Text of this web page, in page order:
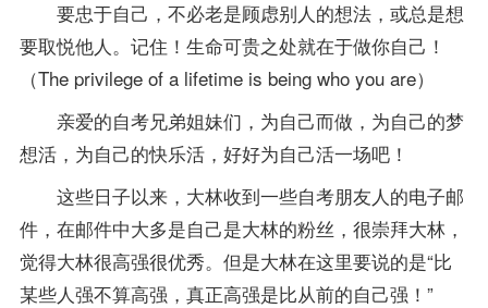
要忠于自己，不必老是顾虑别人的想法，或总是想
要取悦他人。记住！生命可贵之处就在于做你自己！
（The privilege of a lifetime is being who you are）
亲爱的自考兄弟姐妹们，为自己而做，为自己的梦
想活，为自己的快乐活，好好为自己活一场吧！
这些日子以来，大林收到一些自考朋友人的电子邮
件，在邮件中大多是自己是大林的粉丝，很崇拜大林，
觉得大林很高强很优秀。但是大林在这里要说的是“比
某些人强不算高强，真正高强是比从前的自己强！”